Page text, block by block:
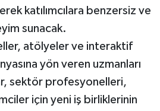
katılımcılara benzersiz ve
sunacak.
atölyeler ve interaktif
yön veren uzmanları
sektör profesyonelleri,
için yeni iş birliklerinin